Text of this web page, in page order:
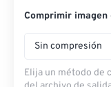
Comprimir imagen
Sin compresión
Elija un método de